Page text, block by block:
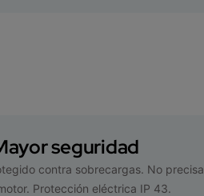
seguridad
contra sobrecargas. No precisa
Protección eléctrica IP 43.